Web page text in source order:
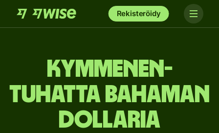
Rekisteröidy
kymmenen­
tuhatta Bahaman
dollaria